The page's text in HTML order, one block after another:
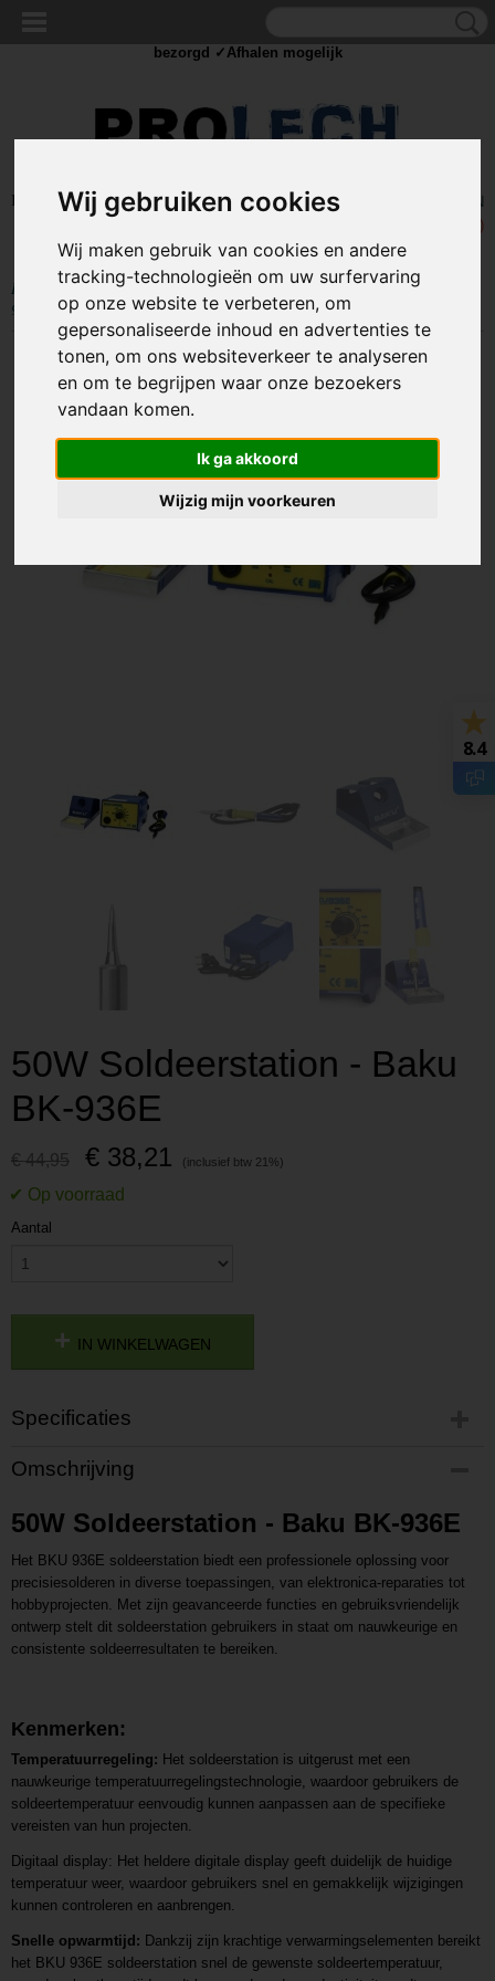
Wij gebruiken cookies
Wij maken gebruik van cookies en andere
tracking-technologieën om uw surfervaring
op onze website te verbeteren, om
gepersonaliseerde inhoud en advertenties te
tonen, om ons websiteverkeer te analyseren
en om te begrijpen waar onze bezoekers
vandaan komen.
Ik ga akkoord
Wijzig mijn voorkeuren
Inloggen Registreren
UW WINKELWAGEN
(0)
Home >SOLDEER >Soldeer stations >50W Soldeerstation - Baku BK-
936E
50W Soldeerstation - Baku
BK-936E
€ 44,95 € 38,21
Aantal
IN WINKELWAGEN
Specificaties
Productcode
P201607211623
L201607211623
Omschrijving
50W Soldeerstation - Baku BK-936E
Het BKU 936E soldeerstation biedt een professionele oplossing voor
precisiesolderen in diverse toepassingen, van elektronica-reparaties tot
hobbyprojecten. Met zijn geavanceerde functies en gebruiksvriendelijk
ontwerp stelt dit soldeerstation gebruikers in staat om nauwkeurige en
consistente soldeerresultaten te bereiken.
Kenmerken:
Temperatuurregeling: Het soldeerstation is uitgerust met een
nauwkeurige temperatuurregelingstechnologie, waardoor gebruikers de
soldeertemperatuur eenvoudig kunnen aanpassen aan de specifieke
vereisten van hun projecten.
Digitaal display: Het heldere digitale display geeft duidelijk de huidige
temperatuur weer, waardoor gebruikers snel en gemakkelijk wijzigingen
kunnen controleren en aanbrengen.
Snelle opwarmtijd: Dankzij zijn krachtige verwarmingselementen bereikt
het BKU 936E soldeerstation snel de gewenste soldeertemperatuur,
bezorgd ✓Afhalen mogelijk
8.4